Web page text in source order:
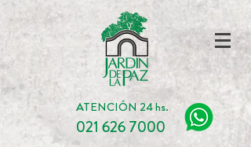
ATENCIÓN 24 hs.
021 626 7000